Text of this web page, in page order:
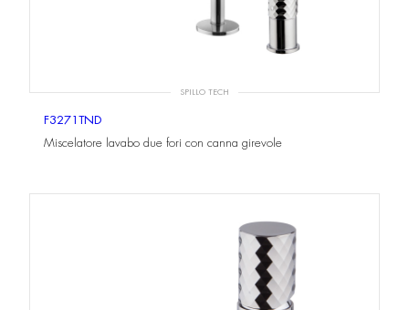
SPILLO TECH
F3271TND
Miscelatore lavabo due fori con canna girevole